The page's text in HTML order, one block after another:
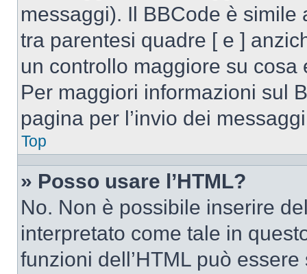
messaggi). Il BBCode è simile
tra parentesi quadre [ e ]
un controllo maggiore su
Per maggiori informazioni sul
pagina per l’invio dei
Top
» Posso usare l’HTML?
No. Non è possibile inserire
interpretato come tale in
funzioni dell’HTML può